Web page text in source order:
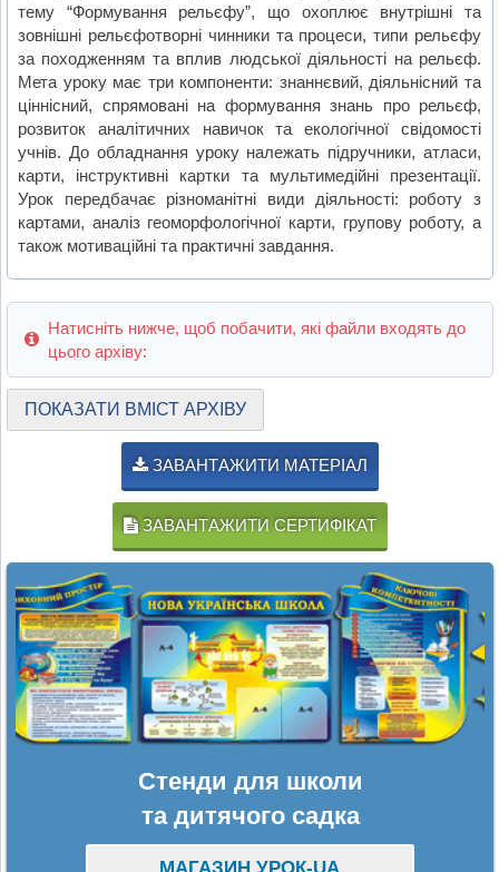
тему “Формування рельєфу”, що охоплює внутрішні та
зовнішні рельєфотворні чинники та процеси, типи рельєфу
за походженням та вплив людської діяльності на рельєф.
Мета уроку має три компоненти: знаннєвий, діяльнісний та
ціннісний, спрямовані на формування знань про рельєф,
розвиток аналітичних навичок та екологічної свідомості
учнів. До обладнання уроку належать підручники, атласи,
карти, інструктивні картки та мультимедійні презентації.
Урок передбачає різноманітні види діяльності: роботу з
картами, аналіз геоморфологічної карти, групову роботу, а
також мотиваційні та практичні завдання.
Натисніть нижче, щоб побачити, які файли входять до
цього архіву:
ПОКАЗАТИ ВМІСТ АРХІВУ
ЗАВАНТАЖИТИ МАТЕРІАЛ
ЗАВАНТАЖИТИ СЕРТИФІКАТ
Стенди для школи
та дитячого садка